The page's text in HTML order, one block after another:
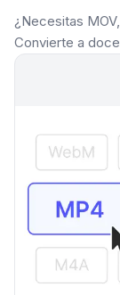
¿Necesitas
Convierte a